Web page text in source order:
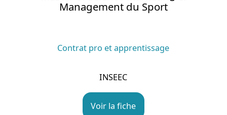
Management du Sport
Contrat pro et apprentissage
INSEEC
Voir la fiche